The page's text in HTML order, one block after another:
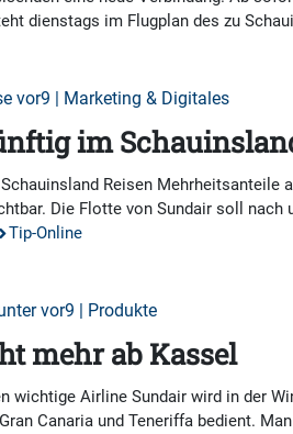
dienstags im Flugplan des zu
vor9 | Marketing & Digitales
im
Reisen
Die Flotte von Sundair soll
Tip-Online
vor9 | Produkte
mehr ab Kassel
wichtige Airline Sundair wird in der
Canaria und Teneriffa bedient.